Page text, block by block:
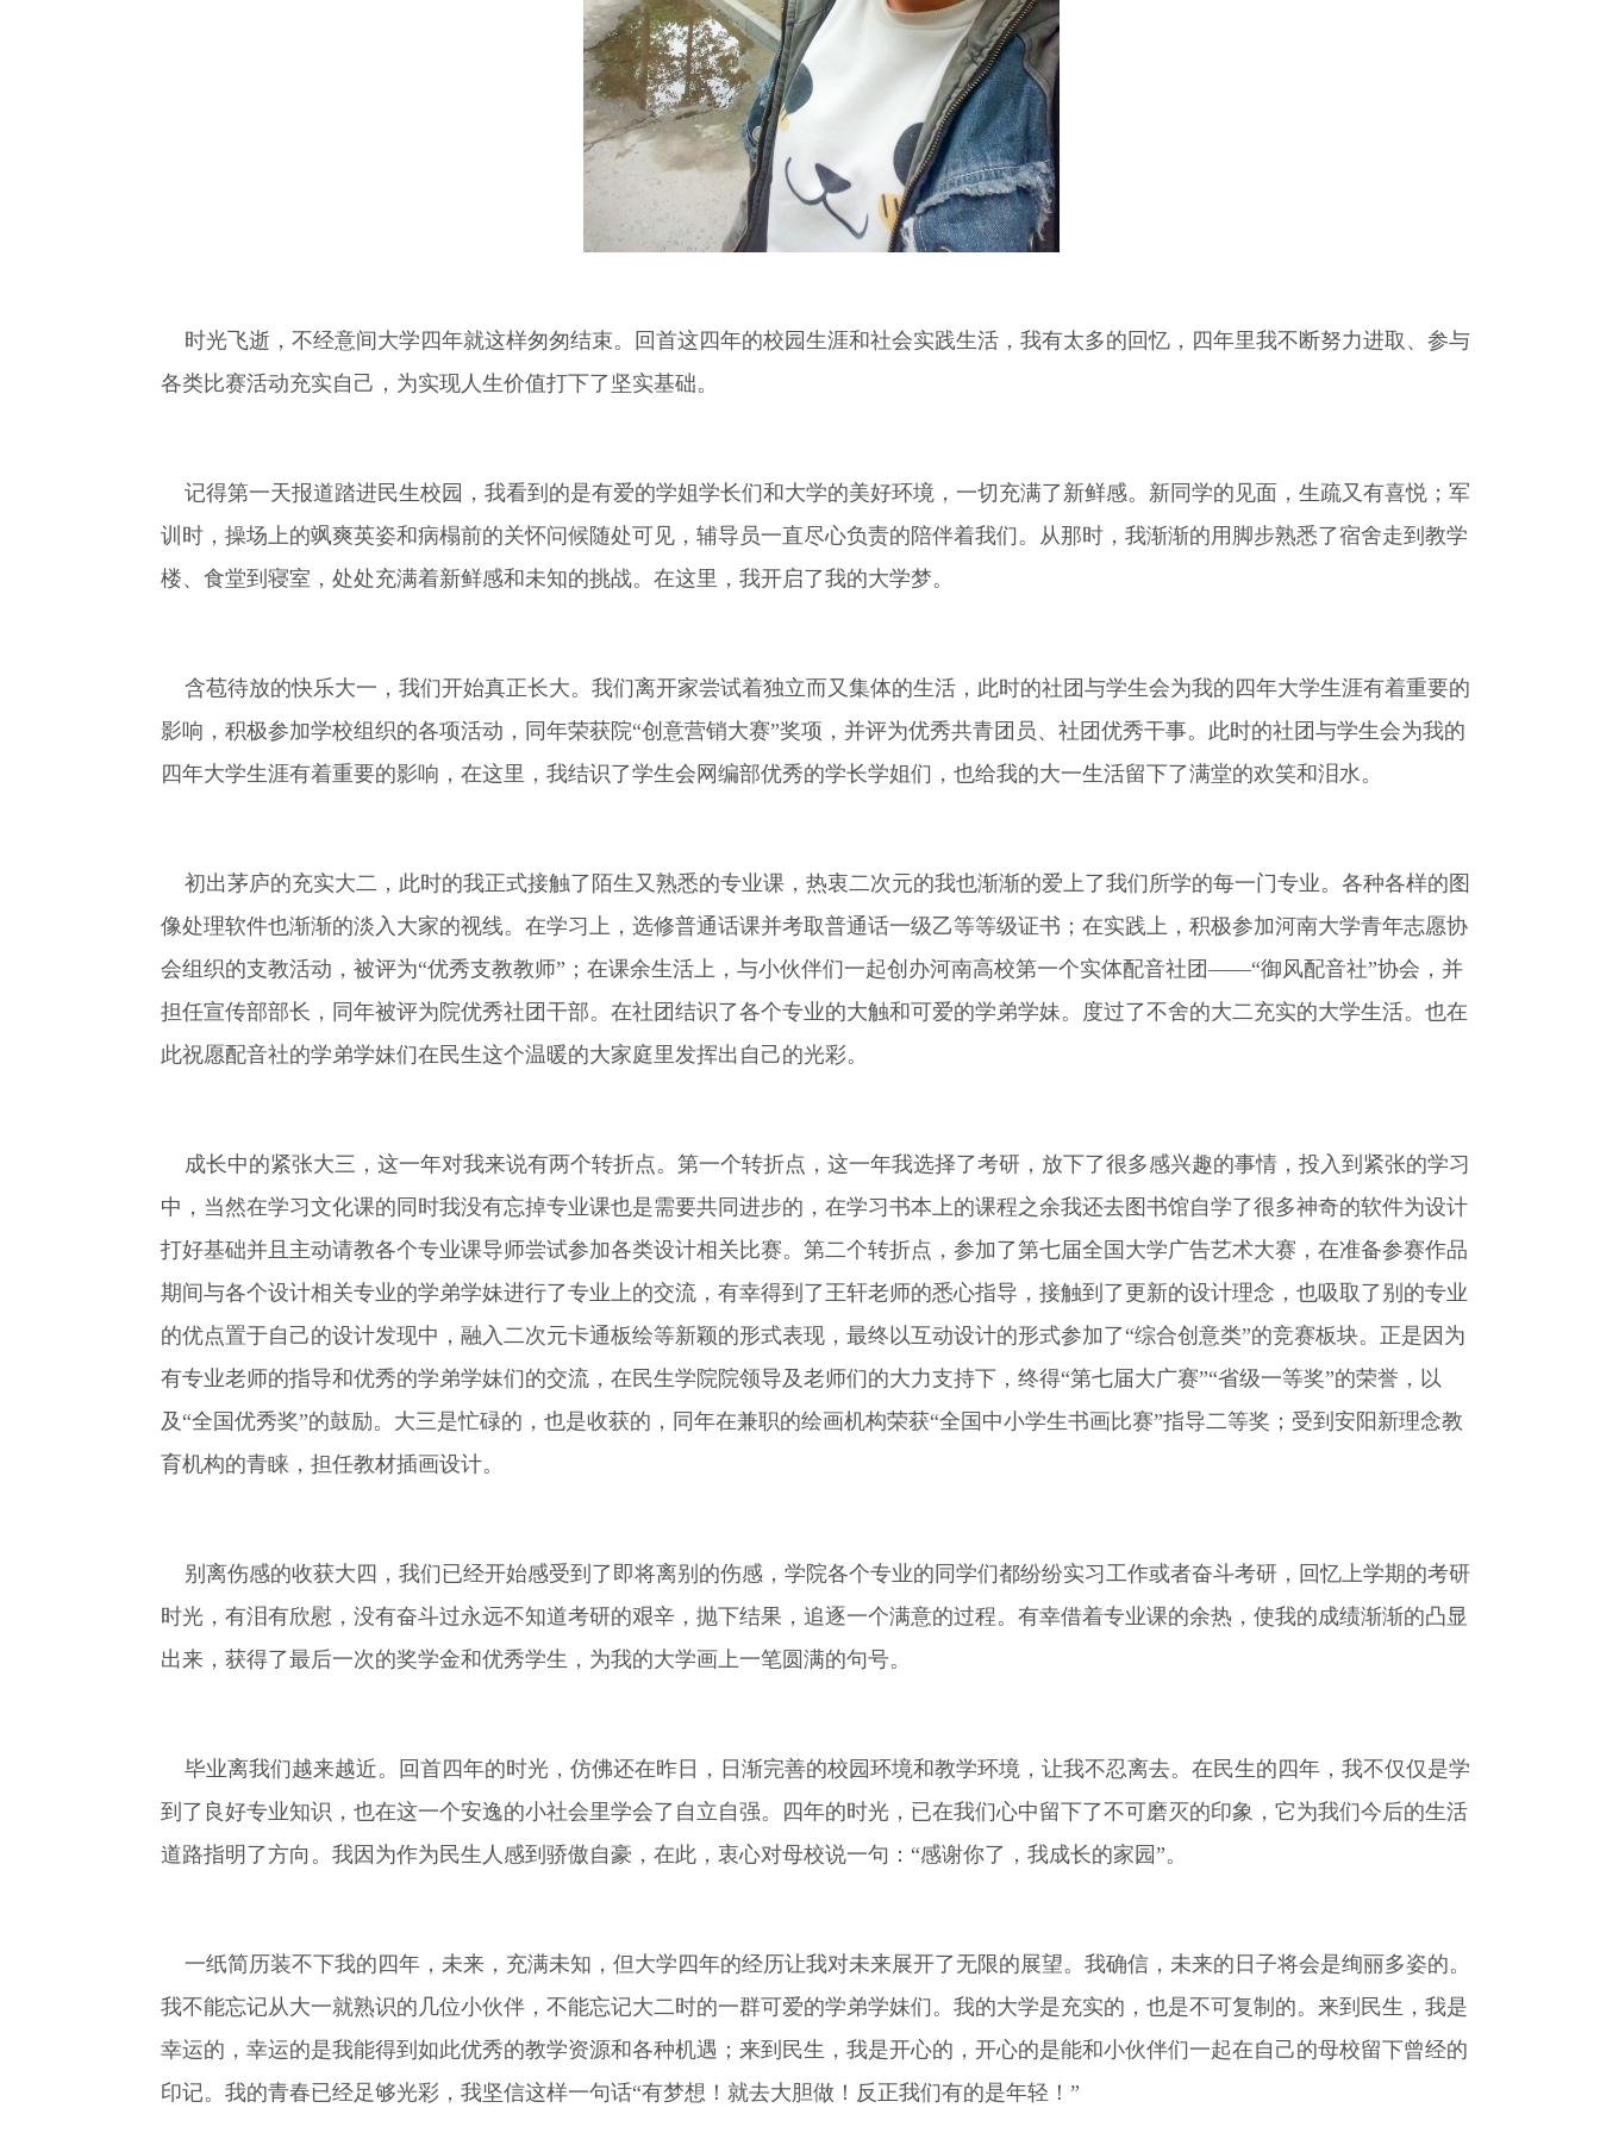
时光飞逝，不经意间大学四年就这样匆匆结束。回首这四年的校园生涯和社会实践生活，我有太多的回忆，四年里我不断努力进取、参与
各类比赛活动充实自己，为实现人生价值打下了坚实基础。
记得第一天报道踏进民生校园，我看到的是有爱的学姐学长们和大学的美好环境，一切充满了新鲜感。新同学的见面，生疏又有喜悦；军
训时，操场上的飒爽英姿和病榻前的关怀问候随处可见，辅导员一直尽心负责的陪伴着我们。从那时，我渐渐的用脚步熟悉了宿舍走到教学
楼、食堂到寝室，处处充满着新鲜感和未知的挑战。在这里，我开启了我的大学梦。
含苞待放的快乐大一，我们开始真正长大。我们离开家尝试着独立而又集体的生活，此时的社团与学生会为我的四年大学生涯有着重要的
影响，积极参加学校组织的各项活动，同年荣获院“创意营销大赛”奖项，并评为优秀共青团员、社团优秀干事。此时的社团与学生会为我的
四年大学生涯有着重要的影响，在这里，我结识了学生会网编部优秀的学长学姐们，也给我的大一生活留下了满堂的欢笑和泪水。
初出茅庐的充实大二，此时的我正式接触了陌生又熟悉的专业课，热衷二次元的我也渐渐的爱上了我们所学的每一门专业。各种各样的图
像处理软件也渐渐的淡入大家的视线。在学习上，选修普通话课并考取普通话一级乙等等级证书；在实践上，积极参加河南大学青年志愿协
会组织的支教活动，被评为“优秀支教教师”；在课余生活上，与小伙伴们一起创办河南高校第一个实体配音社团——“御风配音社”协会，并
担任宣传部部长，同年被评为院优秀社团干部。在社团结识了各个专业的大触和可爱的学弟学妹。度过了不舍的大二充实的大学生活。也在
此祝愿配音社的学弟学妹们在民生这个温暖的大家庭里发挥出自己的光彩。
成长中的紧张大三，这一年对我来说有两个转折点。第一个转折点，这一年我选择了考研，放下了很多感兴趣的事情，投入到紧张的学习
中，当然在学习文化课的同时我没有忘掉专业课也是需要共同进步的，在学习书本上的课程之余我还去图书馆自学了很多神奇的软件为设计
打好基础并且主动请教各个专业课导师尝试参加各类设计相关比赛。第二个转折点，参加了第七届全国大学广告艺术大赛，在准备参赛作品
期间与各个设计相关专业的学弟学妹进行了专业上的交流，有幸得到了王轩老师的悉心指导，接触到了更新的设计理念，也吸取了别的专业
的优点置于自己的设计发现中，融入二次元卡通板绘等新颖的形式表现，最终以互动设计的形式参加了“综合创意类”的竞赛板块。正是因为
有专业老师的指导和优秀的学弟学妹们的交流，在民生学院院领导及老师们的大力支持下，终得“第七届大广赛”“省级一等奖”的荣誉，以
及“全国优秀奖”的鼓励。大三是忙碌的，也是收获的，同年在兼职的绘画机构荣获“全国中小学生书画比赛”指导二等奖；受到安阳新理念教
育机构的青睐，担任教材插画设计。
别离伤感的收获大四，我们已经开始感受到了即将离别的伤感，学院各个专业的同学们都纷纷实习工作或者奋斗考研，回忆上学期的考研
时光，有泪有欣慰，没有奋斗过永远不知道考研的艰辛，抛下结果，追逐一个满意的过程。有幸借着专业课的余热，使我的成绩渐渐的凸显
出来，获得了最后一次的奖学金和优秀学生，为我的大学画上一笔圆满的句号。
毕业离我们越来越近。回首四年的时光，仿佛还在昨日，日渐完善的校园环境和教学环境，让我不忍离去。在民生的四年，我不仅仅是学
到了良好专业知识，也在这一个安逸的小社会里学会了自立自强。四年的时光，已在我们心中留下了不可磨灭的印象，它为我们今后的生活
道路指明了方向。我因为作为民生人感到骄傲自豪，在此，衷心对母校说一句：“感谢你了，我成长的家园”。
一纸简历装不下我的四年，未来，充满未知，但大学四年的经历让我对未来展开了无限的展望。我确信，未来的日子将会是绚丽多姿的。
我不能忘记从大一就熟识的几位小伙伴，不能忘记大二时的一群可爱的学弟学妹们。我的大学是充实的，也是不可复制的。来到民生，我是
幸运的，幸运的是我能得到如此优秀的教学资源和各种机遇；来到民生，我是开心的，开心的是能和小伙伴们一起在自己的母校留下曾经的
印记。我的青春已经足够光彩，我坚信这样一句话“有梦想！就去大胆做！反正我们有的是年轻！”